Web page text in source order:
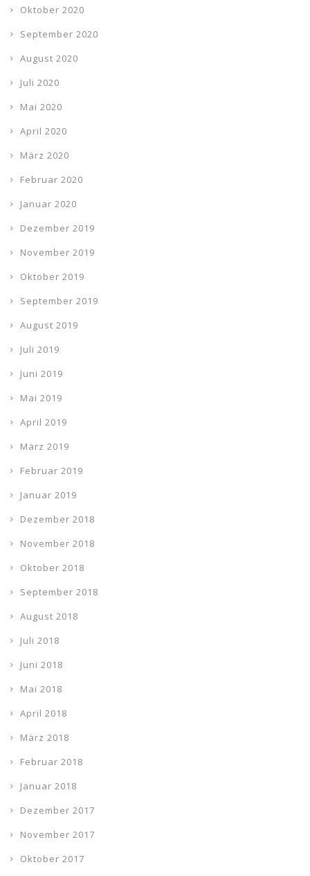
Oktober 2020
September 2020
August 2020
Juli 2020
Mai 2020
April 2020
März 2020
Februar 2020
Januar 2020
Dezember 2019
November 2019
Oktober 2019
September 2019
August 2019
Juli 2019
Juni 2019
Mai 2019
April 2019
März 2019
Februar 2019
Januar 2019
Dezember 2018
November 2018
Oktober 2018
September 2018
August 2018
Juli 2018
Juni 2018
Mai 2018
April 2018
März 2018
Februar 2018
Januar 2018
Dezember 2017
November 2017
Oktober 2017